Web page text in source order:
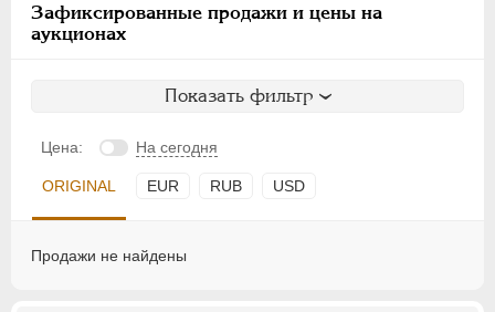
Зафиксированные продажи и цены на
аукционах
Показать фильтр
Цена: На сегодня
ORIGINAL EUR RUB USD
Продажи не найдены